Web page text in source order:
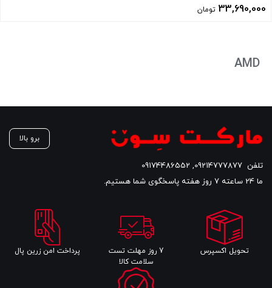
اصلی33,690,000 تومان
AMD
برو بالا
تلفن 09214777877
,
09174486552
ما 24 ساعته 7 روز هفته پاسخگوی شما هستیم.
تحویل اکسپرس
7 روز مهلت تست
سلامت کالا
پرداخت امن زرین پال